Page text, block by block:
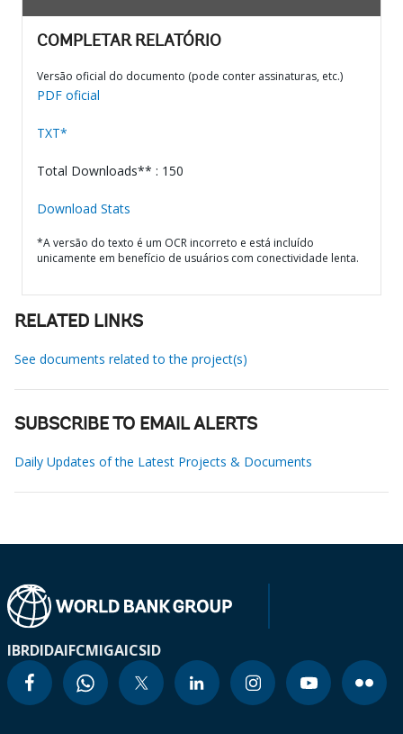
COMPLETAR RELATÓRIO
Versão oficial do documento (pode conter assinaturas, etc.)
PDF oficial
TXT*
Total Downloads** : 150
Download Stats
*A versão do texto é um OCR incorreto e está incluído
unicamente em benefício de usuários com conectividade lenta.
RELATED LINKS
See documents related to the project(s)
SUBSCRIBE TO EMAIL ALERTS
Daily Updates of the Latest Projects & Documents
IBRDIDAIFCMIGAICSID